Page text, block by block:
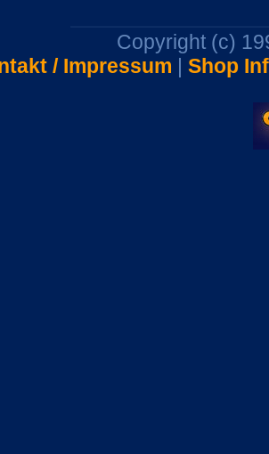
Copyright (c)
/ Impressum | Shop